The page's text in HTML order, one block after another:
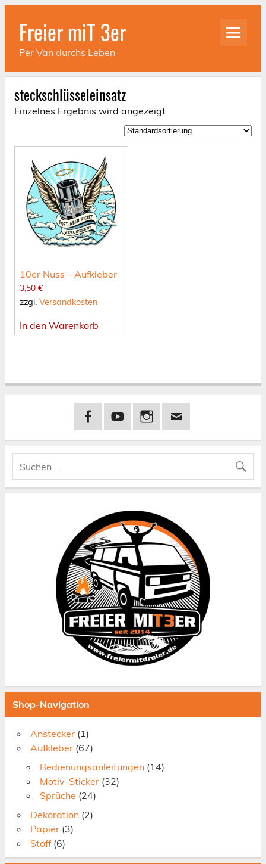
Skip
contentFreier miT 3er
Per Van durchs Leben
steckschlüsseleinsatz
Einzelnes Ergebnis wird angezeigt
10er Nuss – Aufkleber
3,50 €
zzgl. Versandkosten
In den Warenkorb
Shop-Navigation
Anstecker (1)
Aufkleber (67)
Bedienungsanleitungen (14)
Motiv-Sticker (32)
Sprüche (24)
Dekoration (2)
Papier (3)
Stoff (6)